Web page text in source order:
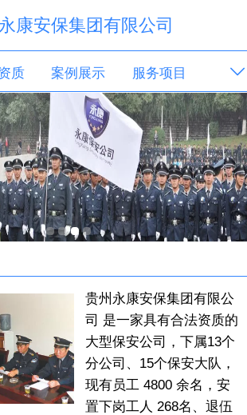
康安保集团有限公司
质 案例展示 服务项目
资讯 安保资讯 人才招聘
我们
贵州永康安保集团有限公
司 是一家具有合法资质的
大型保安公司，下属13个
分公司、15个保安大队，
现有员工 4800 余名，安
置下岗工人 268名、退伍